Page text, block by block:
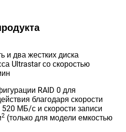
и два жестких диска
Ultrastar со скоростью
RAID 0 для
благодаря скорости
МБ/с и скорости записи
2 (только для модели емкостью